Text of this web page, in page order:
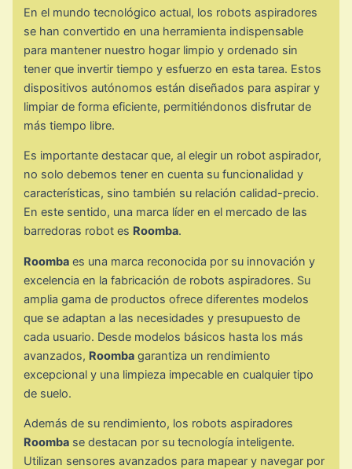
En el mundo tecnológico actual, los robots aspiradores
se han convertido en una herramienta indispensable
para mantener nuestro hogar limpio y ordenado sin
tener que invertir tiempo y esfuerzo en esta tarea. Estos
dispositivos autónomos están diseñados para aspirar y
limpiar de forma eficiente, permitiéndonos disfrutar de
más tiempo libre.
Es importante destacar que, al elegir un robot aspirador,
no solo debemos tener en cuenta su funcionalidad y
características, sino también su relación calidad-precio.
En este sentido, una marca líder en el mercado de las
barredoras robot es Roomba.
Roomba es una marca reconocida por su innovación y
excelencia en la fabricación de robots aspiradores. Su
amplia gama de productos ofrece diferentes modelos
que se adaptan a las necesidades y presupuesto de
cada usuario. Desde modelos básicos hasta los más
avanzados, Roomba garantiza un rendimiento
excepcional y una limpieza impecable en cualquier tipo
de suelo.
Además de su rendimiento, los robots aspiradores
Roomba se destacan por su tecnología inteligente.
Utilizan sensores avanzados para mapear y navegar por